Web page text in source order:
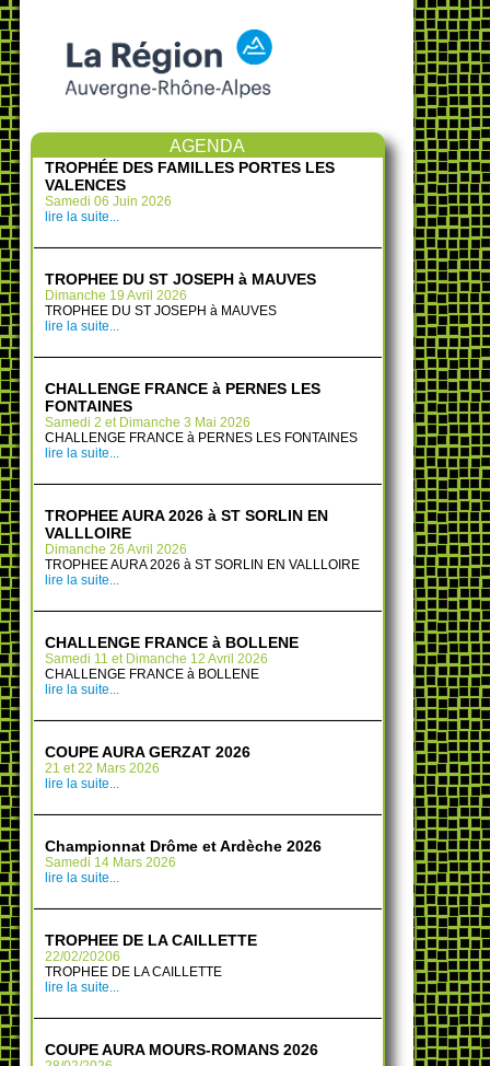
AGENDA
TROPHÉE DES FAMILLES PORTES LES
VALENCES
Samedi 06 Juin 2026
lire la suite...
TROPHEE DU ST JOSEPH à MAUVES
Dimanche 19 Avril 2026
TROPHEE DU ST JOSEPH à MAUVES
lire la suite...
CHALLENGE FRANCE à PERNES LES
FONTAINES
Samedi 2 et Dimanche 3 Mai 2026
CHALLENGE FRANCE à PERNES LES FONTAINES
lire la suite...
TROPHEE AURA 2026 à ST SORLIN EN
VALLLOIRE
Dimanche 26 Avril 2026
TROPHEE AURA 2026 à ST SORLIN EN VALLLOIRE
lire la suite...
CHALLENGE FRANCE à BOLLENE
Samedi 11 et Dimanche 12 Avril 2026
CHALLENGE FRANCE à BOLLENE
lire la suite...
COUPE AURA GERZAT 2026
21 et 22 Mars 2026
lire la suite...
Championnat Drôme et Ardèche 2026
Samedi 14 Mars 2026
lire la suite...
TROPHEE DE LA CAILLETTE
22/02/20206
TROPHEE DE LA CAILLETTE
lire la suite...
COUPE AURA MOURS-ROMANS 2026